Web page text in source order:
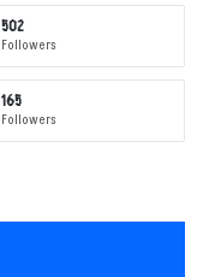
502
Followers
165
Followers